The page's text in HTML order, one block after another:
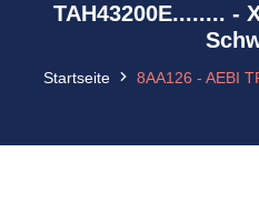
TAH43200E........ -
Startseite 8AA126 - AEBI